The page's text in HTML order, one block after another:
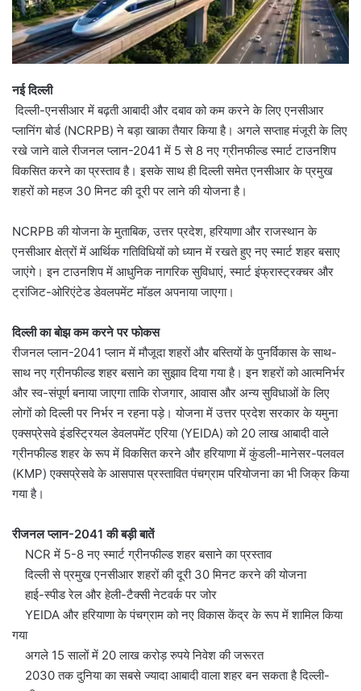
नई दिल्ली
दिल्ली-एनसीआर में बढ़ती आबादी और दबाव को कम करने के लिए एनसीआर
प्लानिंग बोर्ड (NCRPB) ने बड़ा खाका तैयार किया है। अगले सप्ताह मंजूरी के लिए
रखे जाने वाले रीजनल प्लान-2041 में 5 से 8 नए ग्रीनफील्ड स्मार्ट टाउनशिप
विकसित करने का प्रस्ताव है। इसके साथ ही दिल्ली समेत एनसीआर के प्रमुख
शहरों को महज 30 मिनट की दूरी पर लाने की योजना है।
NCRPB की योजना के मुताबिक, उत्तर प्रदेश, हरियाणा और राजस्थान के
एनसीआर क्षेत्रों में आर्थिक गतिविधियों को ध्यान में रखते हुए नए स्मार्ट शहर बसाए
जाएंगे। इन टाउनशिप में आधुनिक नागरिक सुविधाएं, स्मार्ट इंफ्रास्ट्रक्चर और
ट्रांजिट-ओरिएंटेड डेवलपमेंट मॉडल अपनाया जाएगा।
दिल्ली का बोझ कम करने पर फोकस
रीजनल प्लान-2041 प्लान में मौजूदा शहरों और बस्तियों के पुनर्विकास के साथ-
साथ नए ग्रीनफील्ड शहर बसाने का सुझाव दिया गया है। इन शहरों को आत्मनिर्भर
और स्व-संपूर्ण बनाया जाएगा ताकि रोजगार, आवास और अन्य सुविधाओं के लिए
लोगों को दिल्ली पर निर्भर न रहना पड़े। योजना में उत्तर प्रदेश सरकार के यमुना
एक्सप्रेसवे इंडस्ट्रियल डेवलपमेंट एरिया (YEIDA) को 20 लाख आबादी वाले
ग्रीनफील्ड शहर के रूप में विकसित करने और हरियाणा में कुंडली-मानेसर-पलवल
(KMP) एक्सप्रेसवे के आसपास प्रस्तावित पंचग्राम परियोजना का भी जिक्र किया
गया है।
रीजनल प्लान-2041 की बड़ी बातें
NCR में 5-8 नए स्मार्ट ग्रीनफील्ड शहर बसाने का प्रस्ताव
दिल्ली से प्रमुख एनसीआर शहरों की दूरी 30 मिनट करने की योजना
हाई-स्पीड रेल और हेली-टैक्सी नेटवर्क पर जोर
YEIDA और हरियाणा के पंचग्राम को नए विकास केंद्र के रूप में शामिल किया
गया
अगले 15 सालों में 20 लाख करोड़ रुपये निवेश की जरूरत
2030 तक दुनिया का सबसे ज्यादा आबादी वाला शहर बन सकता है दिल्ली-